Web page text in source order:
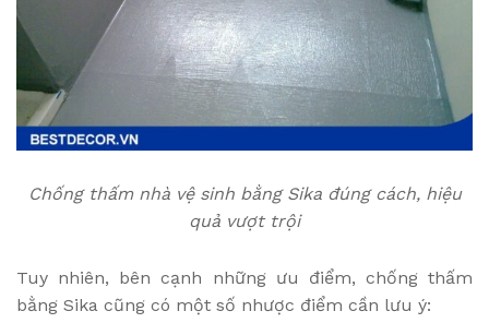
Chống thấm nhà vệ sinh bằng Sika đúng cách, hiệu
quả vượt trội
Tuy nhiên, bên cạnh những ưu điểm, chống thấm
bằng Sika cũng có một số nhược điểm cần lưu ý: